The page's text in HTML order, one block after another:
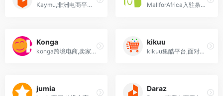
Kaymu,非洲电商平台Kaymu中国入驻条件,教程 MallforAfrica入驻条件,开店教程,非洲知名电商平台，主要销售时尚鞋服、品牌手表等欧美国家产品
Konga
konga跨境电商,卖家入驻条件,教程,尼日利亚最大的网上商店之一
kikuu
kikuu集酷平台,面对非洲跨境电子商务移动客户端的交易平台
jumia Daraz